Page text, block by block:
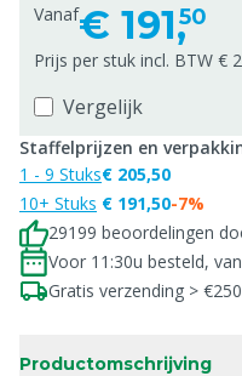
Vanaf€ 191,50
Prijs per stuk incl. BTW €
Vergelijk
Staffelprijzen en
1 - 9 Stuks
10+ Stuks
€ 205,50
€ 191,50-7%
29199 beoordelingen
Voor 11:30u besteld,
Gratis verzending > €250
Productomschrijving